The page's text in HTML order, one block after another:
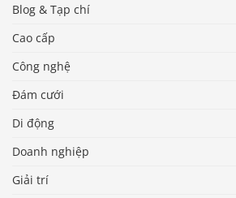
Blog & Tạp chí
Cao cấp
Công nghệ
Đám cưới
Di động
Doanh nghiệp
Giải trí